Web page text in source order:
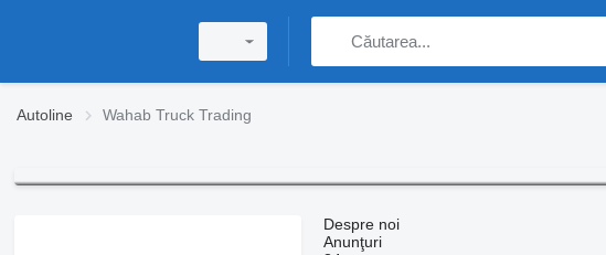
Autoline Wahab Truck Trading
Despre noi
Anunţuri